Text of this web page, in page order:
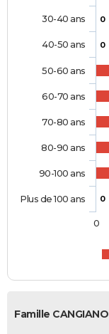
0
0
0
30-40 ans
40-50 ans
50-60 ans
60-70 ans
70-80 ans
80-90 ans
90-100 ans
Plus de 100 ans
0
Famille CANGIANO